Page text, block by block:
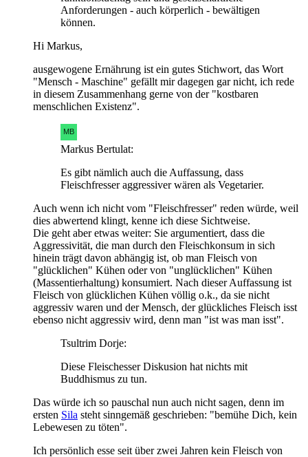
Anforderungen - auch körperlich - bewältigen
können.
Hi Markus,
ausgewogene Ernährung ist ein gutes Stichwort, das Wort
"Mensch - Maschine" gefällt mir dagegen gar nicht, ich rede
in diesem Zusammenhang gerne von der "kostbaren
menschlichen Existenz".
Markus Bertulat:
Es gibt nämlich auch die Auffassung, dass
Fleischfresser aggressiver wären als Vegetarier.
Auch wenn ich nicht vom "Fleischfresser" reden würde, weil
dies abwertend klingt, kenne ich diese Sichtweise.
Die geht aber etwas weiter: Sie argumentiert, dass die
Aggressivität, die man durch den Fleischkonsum in sich
hinein trägt davon abhängig ist, ob man Fleisch von
"glücklichen" Kühen oder von "unglücklichen" Kühen
(Massentierhaltung) konsumiert. Nach dieser Auffassung ist
Fleisch von glücklichen Kühen völlig o.k., da sie nicht
aggressiv waren und der Mensch, der glückliches Fleisch isst
ebenso nicht aggressiv wird, denn man "ist was man isst".
Tsultrim Dorje:
Diese Fleischesser Diskusion hat nichts mit
Buddhismus zu tun.
Das würde ich so pauschal nun auch nicht sagen, denn im
ersten Sila steht sinngemäß geschrieben: "bemühe Dich, kein
Lebewesen zu töten".
Ich persönlich esse seit über zwei Jahren kein Fleisch von